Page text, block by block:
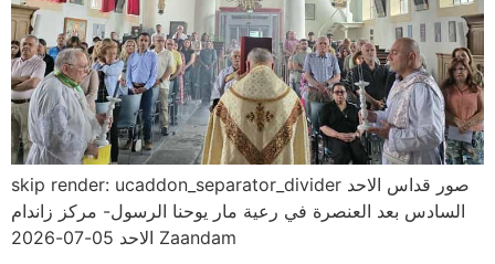
skip render: ucaddon_separator_divider صور قداس الاحد
السادس بعد العنصرة في رعية مار يوحنا الرسول- مركز زاندام
الاحد 05-07-2026 Zaandam